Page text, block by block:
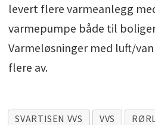
levert flere varmeanlegg
varmepumpe både til
Varmeløsninger med luft/
flere av.
SVARTISEN VVS VVS